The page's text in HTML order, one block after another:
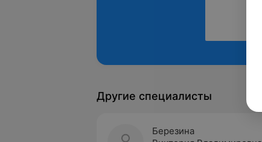
Другие специалисты
Березина